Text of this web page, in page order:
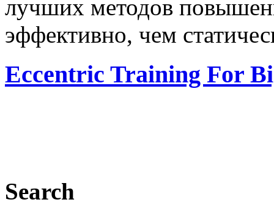
лучших методов
эффективно, чем
Eccentric Training For
Search